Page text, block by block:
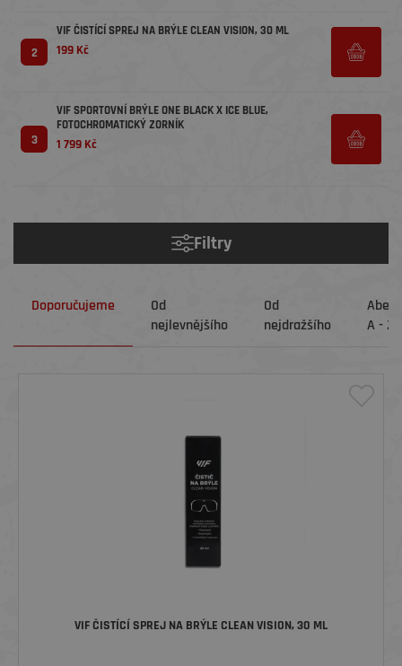
2
VIF ČISTÍCÍ SPREJ NA BRÝLE CLEAN VISION, 30 ML
199 Kč
3
VIF SPORTOVNÍ BRÝLE ONE BLACK X ICE BLUE,
FOTOCHROMATICKÝ ZORNÍK
1 799 Kč
Filtry
Doporučujeme
Od
nejlevnějšího
Od
nejdražšího
A - Z
VIF ČISTÍCÍ SPREJ NA BRÝLE CLEAN VISION, 30 ML